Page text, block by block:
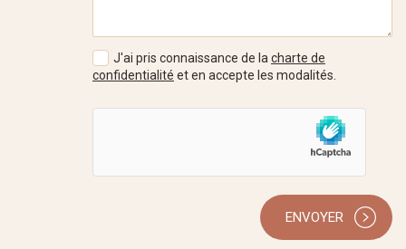
J'ai pris connaissance de la charte de
confidentialité et en accepte les modalités.
ENVOYER